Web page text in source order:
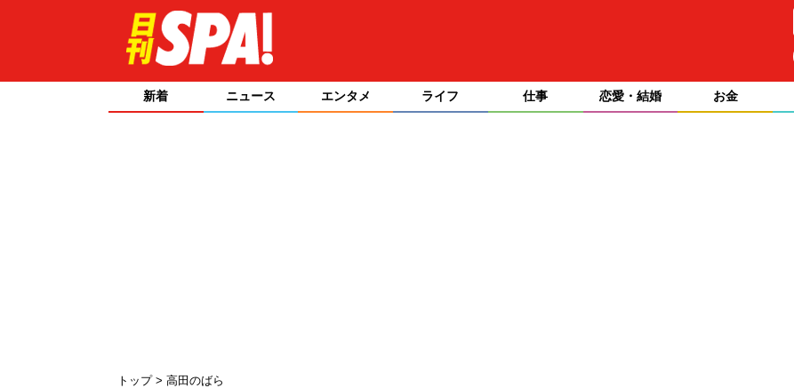
新着 ニュース エンタメ ライフ 仕事 恋愛・結婚 お金
トップ 高田のばら